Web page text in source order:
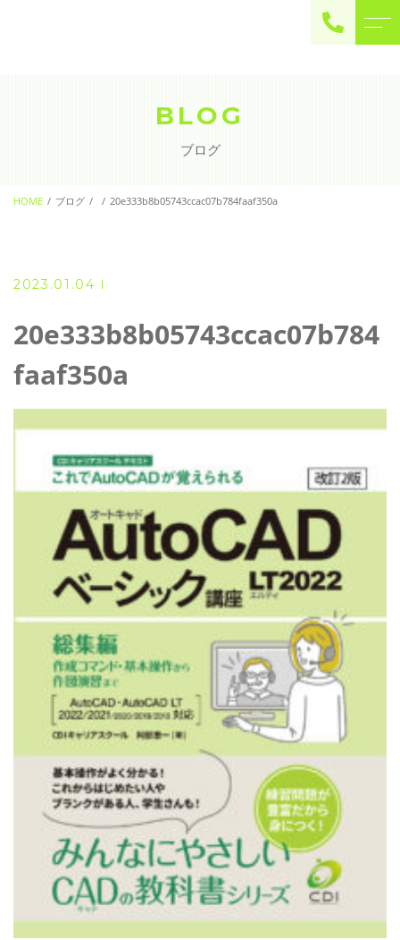
contact
BLOG
ブログ
HOME ブログ 20e333b8b05743ccac07b784faaf350a
2023.01.04
20e333b8b05743ccac07b784
faaf350a